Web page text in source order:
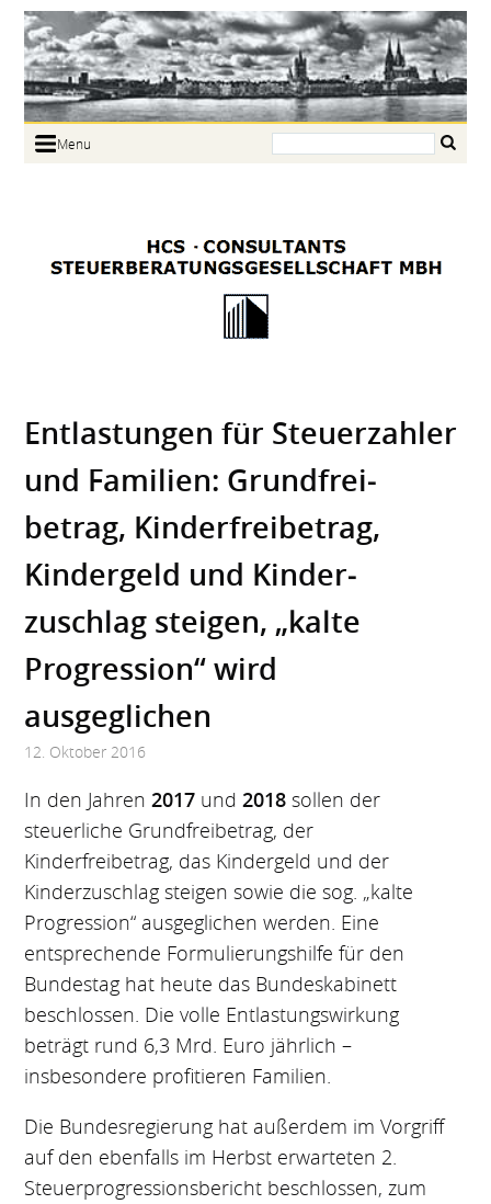
Menu
Links
Entlas­tungen für Steuer­zahler
und Familien: Grundfrei­
betrag, Kinderfrei­betrag,
Kindergeld und Kinder­
zuschlag steigen, „kalte
Progression“ wird
ausgeglichen
12. Oktober 2016
In den Jahren2017 und2018 sollen der
steuerliche Grundfreibetrag, der
Kinderfreibetrag, das Kindergeld und der
Kinderzuschlag steigen sowie die sog. „kalte
Progression“ ausgeglichen werden. Eine
entsprechende Formulierungshilfe für den
Bundestag hat heute das Bundeskabinett
beschlossen. Die volle Entlastungswirkung
beträgt rund 6,3 Mrd. Euro jährlich –
insbesondere profitieren Familien.
Die Bundesregierung hat außerdem im Vorgriff
auf den ebenfalls im Herbst erwarteten 2.
Steuerprogressionsbericht beschlossen, zum